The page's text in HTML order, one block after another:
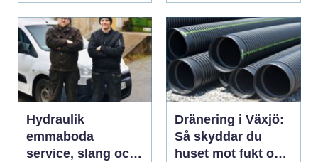
Hydraulik
emmaboda
service, slang och
Dränering i Växjö:
Så skyddar du
huset mot fukt och